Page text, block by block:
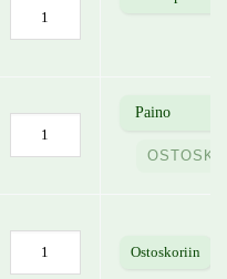
Ostoskoriin